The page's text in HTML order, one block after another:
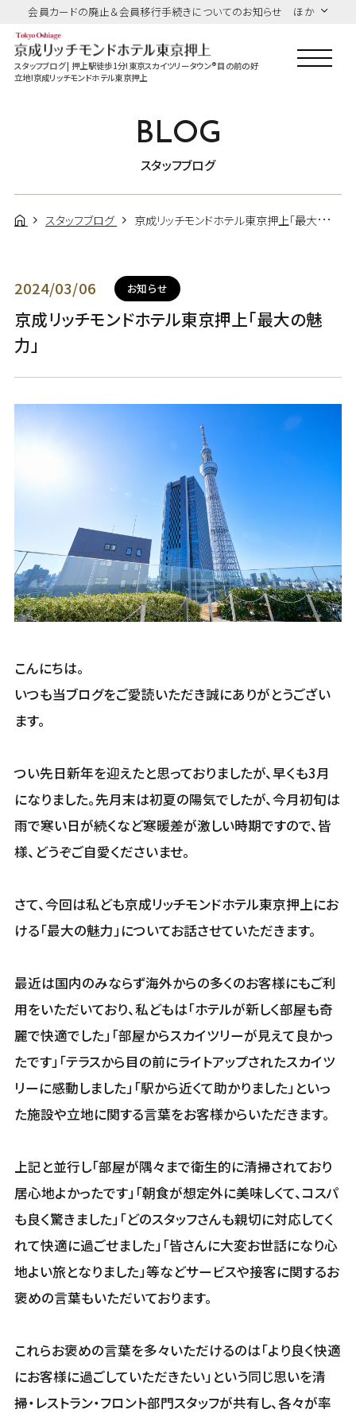
会員カードの廃止＆会員移行手続きについてのお知らせ ほか
スタッフブログ | 押上駅徒歩1分!東京スカイツリータウン®目の前の好
立地!京成リッチモンドホテル東京押上
BLOG
スタッフブログ
スタッフブログ 京成リッチモンドホテル東京押上「最大の魅力」
2024/03/06 お知らせ
京成リッチモンドホテル東京押上「最大の魅
力」
こんにちは。
いつも当ブログをご愛読いただき誠にありがとうござい
ます。
つい先日新年を迎えたと思っておりましたが、早くも3月
になりました。先月末は初夏の陽気でしたが、今月初旬は
雨で寒い日が続くなど寒暖差が激しい時期ですので、皆
様、どうぞご自愛くださいませ。
さて、今回は私ども京成リッチモンドホテル東京押上にお
ける「最大の魅力」についてお話させていただきます。
最近は国内のみならず海外からの多くのお客様にもご利
用をいただいており、私どもは「ホテルが新しく部屋も奇
麗で快適でした」「部屋からスカイツリーが見えて良かっ
たです」「テラスから目の前にライトアップされたスカイツ
リーに感動しました」「駅から近くて助かりました」といっ
た施設や立地に関する言葉をお客様からいただきます。
上記と並行し「部屋が隅々まで衛生的に清掃されており
居心地よかったです」「朝食が想定外に美味しくて、コスパ
も良く驚きました」「どのスタッフさんも親切に対応してく
れて快適に過ごせました」「皆さんに大変お世話になり心
地よい旅となりました」等などサービスや接客に関するお
褒めの言葉もいただいております。
これらお褒めの言葉を多々いただけるのは「より良く快適
にお客様に過ごしていただきたい」という同じ思いを清
掃・レストラン・フロント部門スタッフが共有し、各々が率